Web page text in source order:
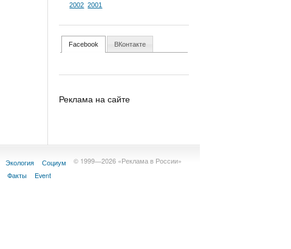
2002 2001
Facebook ВКонтакте
Реклама на сайте
© 1999—2026 «Реклама в России»
Экология
Социум
Факты
Event